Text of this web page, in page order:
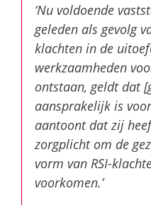
‘Nu voldoende
geleden als gevolg
klachten in de
werkzaamheden
ontstaan, geldt dat
aansprakelijk is
aantoont dat zij
zorgplicht om de
vorm van RSI-
voorkomen.’